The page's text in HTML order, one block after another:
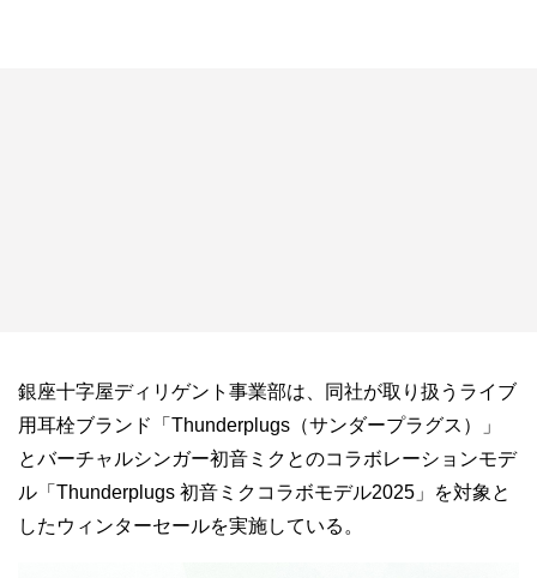
銀座十字屋ディリゲント事業部は、同社が取り扱うライブ
用耳栓ブランド「Thunderplugs（サンダープラグス）」
とバーチャルシンガー初音ミクとのコラボレーションモデ
ル「Thunderplugs 初音ミクコラボモデル2025」を対象と
したウィンターセールを実施している。